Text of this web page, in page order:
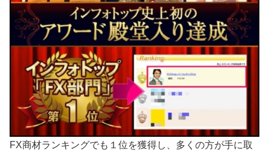
FX商材ランキングでも１位を獲得し、多くの方が手に取